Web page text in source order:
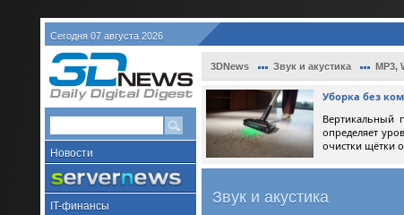
Сегодня 07 августа 2026
Новости
IT-финансы
3DNews Звук и акустика MP3,
Уборка без
Вертикальный
определяет
очистки щётки
Звук и акустика